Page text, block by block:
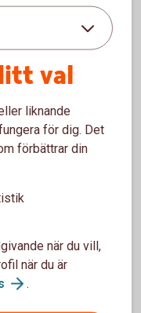
val
liknande
för dig. Det
förbättrar din
när du vill,
när du är
.